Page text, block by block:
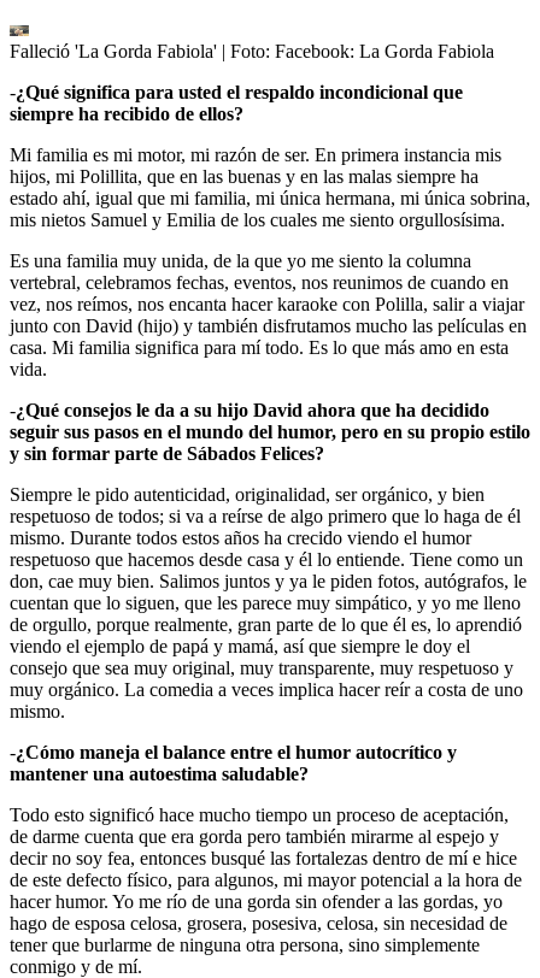
Falleció 'La Gorda Fabiola' | Foto: Facebook: La Gorda Fabiola
-¿Qué significa para usted el respaldo incondicional que
siempre ha recibido de ellos?
Mi familia es mi motor, mi razón de ser. En primera instancia mis
hijos, mi Polillita, que en las buenas y en las malas siempre ha
estado ahí, igual que mi familia, mi única hermana, mi única sobrina,
mis nietos Samuel y Emilia de los cuales me siento orgullosísima.
Es una familia muy unida, de la que yo me siento la columna
vertebral, celebramos fechas, eventos, nos reunimos de cuando en
vez, nos reímos, nos encanta hacer karaoke con Polilla, salir a viajar
junto con David (hijo) y también disfrutamos mucho las películas en
casa. Mi familia significa para mí todo. Es lo que más amo en esta
vida.
-¿Qué consejos le da a su hijo David ahora que ha decidido
seguir sus pasos en el mundo del humor, pero en su propio estilo
y sin formar parte de Sábados Felices?
Siempre le pido autenticidad, originalidad, ser orgánico, y bien
respetuoso de todos; si va a reírse de algo primero que lo haga de él
mismo. Durante todos estos años ha crecido viendo el humor
respetuoso que hacemos desde casa y él lo entiende. Tiene como un
don, cae muy bien. Salimos juntos y ya le piden fotos, autógrafos, le
cuentan que lo siguen, que les parece muy simpático, y yo me lleno
de orgullo, porque realmente, gran parte de lo que él es, lo aprendió
viendo el ejemplo de papá y mamá, así que siempre le doy el
consejo que sea muy original, muy transparente, muy respetuoso y
muy orgánico. La comedia a veces implica hacer reír a costa de uno
mismo.
-¿Cómo maneja el balance entre el humor autocrítico y
mantener una autoestima saludable?
Todo esto significó hace mucho tiempo un proceso de aceptación,
de darme cuenta que era gorda pero también mirarme al espejo y
decir no soy fea, entonces busqué las fortalezas dentro de mí e hice
de este defecto físico, para algunos, mi mayor potencial a la hora de
hacer humor. Yo me río de una gorda sin ofender a las gordas, yo
hago de esposa celosa, grosera, posesiva, celosa, sin necesidad de
tener que burlarme de ninguna otra persona, sino simplemente
conmigo y de mí.